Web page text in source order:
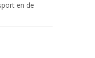
en de